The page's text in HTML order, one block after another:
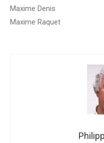
Maxime Denis
Maxime Raquet